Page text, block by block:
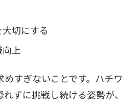
切にする
上
すぎないことです。ハチワ
ずに挑戦し続ける姿勢が、